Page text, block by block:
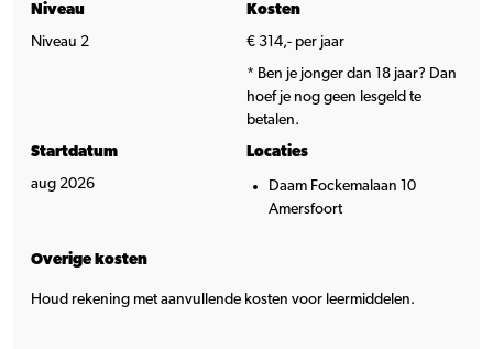
Niveau
Niveau 2
Kosten
€ 314,- per jaar
* Ben je jonger dan 18 jaar? Dan
hoef je nog geen lesgeld te
betalen.
Startdatum
aug 2026
Locaties
Daam Fockemalaan 10
Amersfoort
Overige kosten
Houd rekening met aanvullende kosten voor leermiddelen.